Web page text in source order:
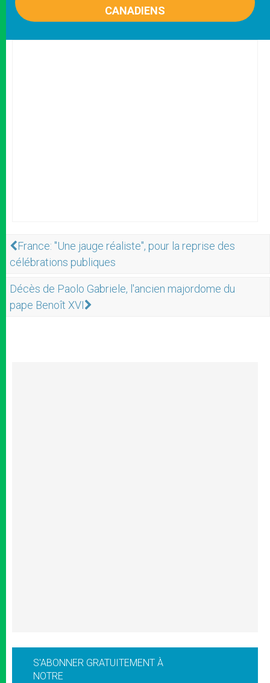
CANADIENS
France: "Une jauge réaliste", pour la reprise des
célébrations publiques
Décès de Paolo Gabriele, l'ancien majordome du
pape Benoît XVI
S'ABONNER GRATUITEMENT À
NOTRE